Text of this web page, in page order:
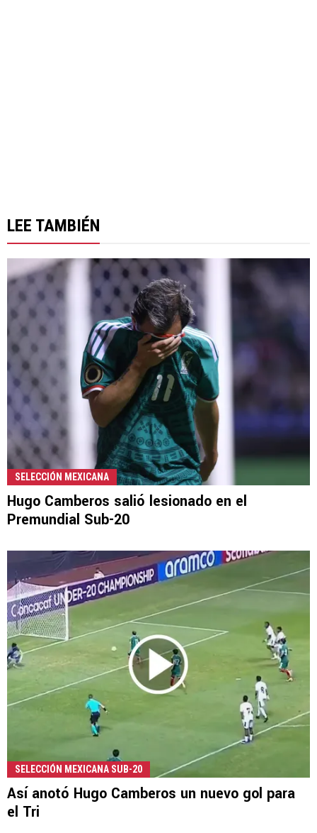
LEE TAMBIÉN
SELECCIÓN MEXICANA
Hugo Camberos salió lesionado en el
Premundial Sub-20
SELECCIÓN MEXICANA SUB-20
Así anotó Hugo Camberos un nuevo gol para
el Tri